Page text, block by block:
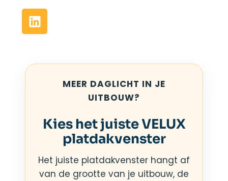
MEER DAGLICHT IN JE
UITBOUW?
Kies het juiste VELUX
platdakvenster
Het juiste platdakvenster hangt af
van de grootte van je uitbouw, de